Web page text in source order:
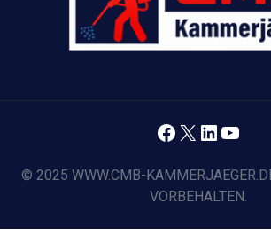
© 2025 WWW.CMB-
VORBEHALTEN.
Facebook
X LinkedIn